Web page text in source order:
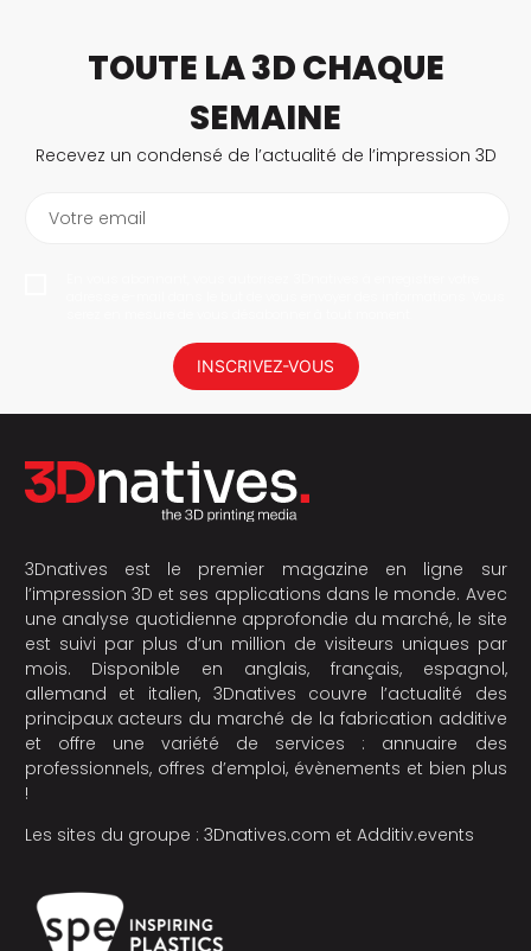
TOUTE LA 3D CHAQUE
SEMAINE
Recevez un condensé de l’actualité de l’impression 3D
Votre email
INSCRIVEZ-VOUS
3Dnatives est le premier magazine en ligne sur
l’impression 3D et ses applications dans le monde. Avec
une analyse quotidienne approfondie du marché, le site
est suivi par plus d’un million de visiteurs uniques par
mois. Disponible en anglais, français, espagnol,
allemand et italien, 3Dnatives couvre l’actualité des
principaux acteurs du marché de la fabrication additive
et offre une variété de services : annuaire des
professionnels, offres d’emploi, évènements et bien plus
!
Les sites du groupe : 3Dnatives.com et Additiv.events